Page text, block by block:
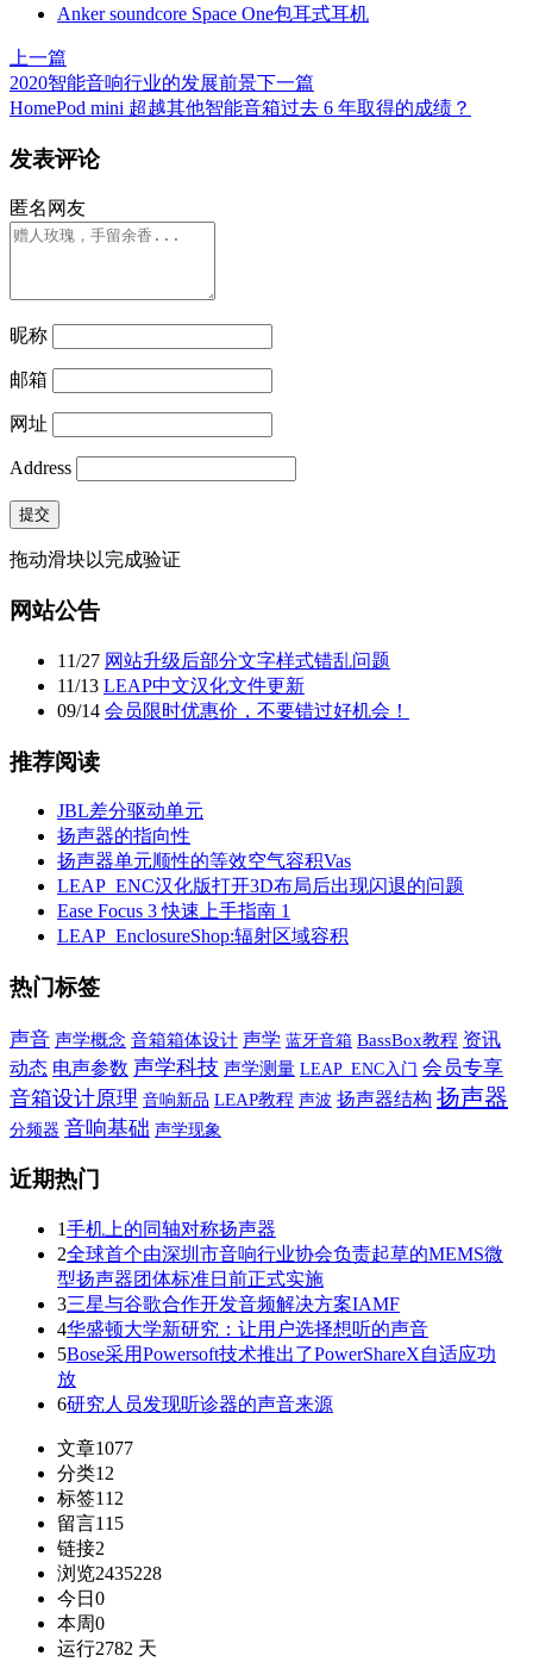
Anker soundcore Space One包耳式耳机
上一篇
2020智能音响行业的发展前景下一篇
HomePod mini 超越其他智能音箱过去 6 年取得的成绩？
发表评论
匿名网友
昵称
邮箱
网址
Address
提交
拖动滑块以完成验证
网站公告
11/27 网站升级后部分文字样式错乱问题
11/13 LEAP中文汉化文件更新
09/14 会员限时优惠价，不要错过好机会！
推荐阅读
JBL差分驱动单元
扬声器的指向性
扬声器单元顺性的等效空气容积Vas
LEAP_ENC汉化版打开3D布局后出现闪退的问题
Ease Focus 3 快速上手指南 1
LEAP_EnclosureShop:辐射区域容积
热门标签
声音 声学概念 音箱箱体设计 声学 蓝牙音箱 BassBox教程 资讯
动态 电声参数 声学科技 声学测量 LEAP_ENC入门 会员专享
音箱设计原理 音响新品 LEAP教程 声波 扬声器结构 扬声器
分频器 音响基础 声学现象
近期热门
1手机上的同轴对称扬声器
2全球首个由深圳市音响行业协会负责起草的MEMS微
型扬声器团体标准日前正式实施
3三星与谷歌合作开发音频解决方案IAMF
4华盛顿大学新研究：让用户选择想听的声音
5Bose采用Powersoft技术推出了PowerShareX自适应功
放
6研究人员发现听诊器的声音来源
文章1077
分类12
标签112
留言115
链接2
浏览2435228
今日 0
本周0
运行2782 天